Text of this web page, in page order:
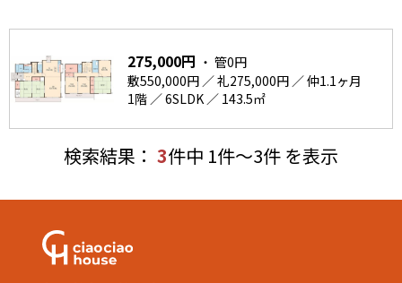
275,000円 ・ 管0円
敷550,000円 ／ 礼275,000円 ／ 仲1.1ヶ月
1階 ／ 6SLDK ／ 143.5㎡
検索結果： 3件中 1件～3件 を表示